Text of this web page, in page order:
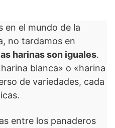
en el mundo de la
no tardamos en
harinas son iguales.
blanca» o «harina
de variedades, cada
entre los panaderos